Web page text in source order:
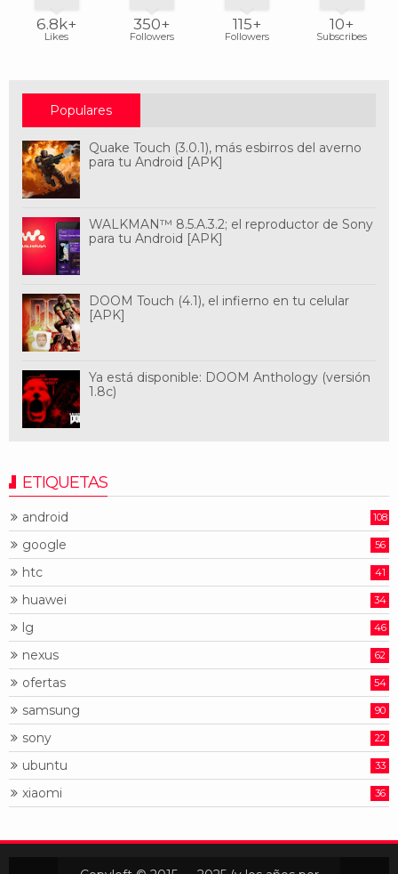
6.8k+
Likes
350+
Followers
115+
Followers
10+
Subscribes
Populares
Quake Touch (3.0.1), más esbirros del averno
para tu Android [APK]
WALKMAN™ 8.5.A.3.2; el reproductor de Sony
para tu Android [APK]
DOOM Touch (4.1), el infierno en tu celular
[APK]
Ya está disponible: DOOM Anthology (versión
1.8c)
ETIQUETAS
android 108
google 56
htc 41
huawei 34
lg 46
nexus 62
ofertas 54
samsung 90
sony 22
ubuntu 33
xiaomi 36